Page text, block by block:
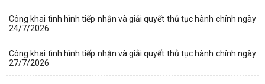
Công khai tình hình tiếp nhận và giải quyết thủ tục hành chính ngày
24/7/2026
Công khai tình hình tiếp nhận và giải quyết thủ tục hành chính ngày
27/7/2026